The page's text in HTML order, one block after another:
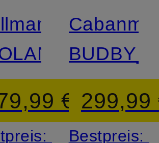
€
BUDBY_2
299,99
Bestpreis: